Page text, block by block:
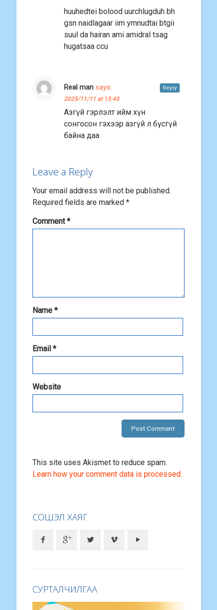
huuhedtei bolood uurchlugduh bh
gsn naidlagaar iim ymnudtai btgii
suul da hairan ami amidral tsag
hugatsaa ccu
Real man says:
2025/11/11 at 15:43
Азгүй гэрлэлт ийм хүн
сонгосон гэхээр азгүй л бүсгүй
байна даа
Reply
Leave a Reply
Your email address will not be published.
Required fields are marked *
Comment*
Name *
Email *
Website
This site uses Akismet to reduce spam.
Learn how your comment data is processed.
СОШЭЛ ХАЯГ
СУРТАЛЧИЛГАА